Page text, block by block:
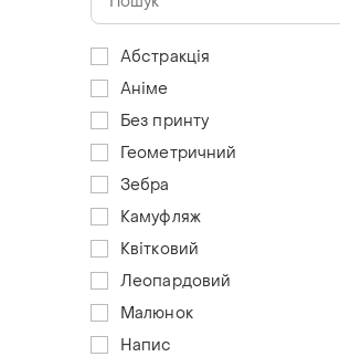
Абстракція
Аніме
Без принту
Геометричний
Зебра
Камуфляж
Квітковий
Леопардовий
Малюнок
Напис